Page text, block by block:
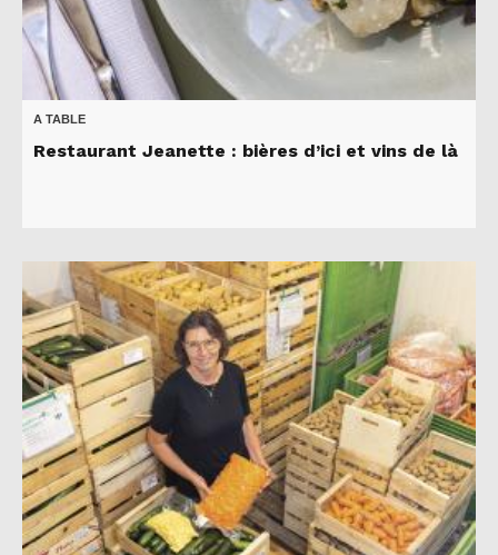
A TABLE
Restaurant Jeanette : bières d’ici et vins de là